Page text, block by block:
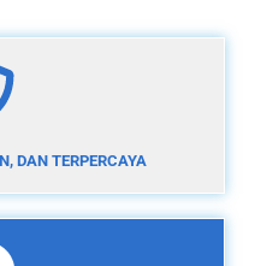
DAN TERPERCAYA